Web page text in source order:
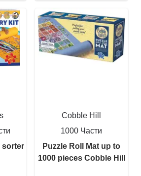
sorter
Cobble Hill
1000 Части
Puzzle Roll Mat up to
1000 pieces Cobble Hill